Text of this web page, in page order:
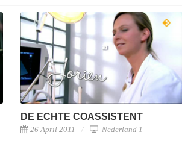
DE ECHTE COASSISTENT
26 April 2011 Nederland 1